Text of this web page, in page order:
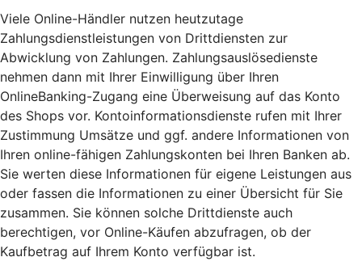
Viele Online-Händler nutzen heutzutage
Zahlungsdienstleistungen von Drittdiensten zur
Abwicklung von Zahlungen. Zahlungsauslösedienste
nehmen dann mit Ihrer Einwilligung über Ihren
OnlineBanking-Zugang eine Überweisung auf das Konto
des Shops vor. Kontoinformationsdienste rufen mit Ihrer
Zustimmung Umsätze und ggf. andere Informationen von
Ihren online-fähigen Zahlungskonten bei Ihren Banken ab.
Sie werten diese Informationen für eigene Leistungen aus
oder fassen die Informationen zu einer Übersicht für Sie
zusammen. Sie können solche Drittdienste auch
berechtigen, vor Online-Käufen abzufragen, ob der
Kaufbetrag auf Ihrem Konto verfügbar ist.